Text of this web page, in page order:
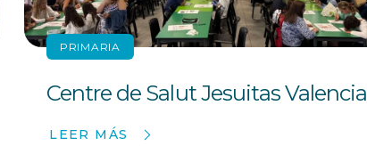
PRIMARIA
Centre de Salut Jesuitas Valencia
LEER MÁS